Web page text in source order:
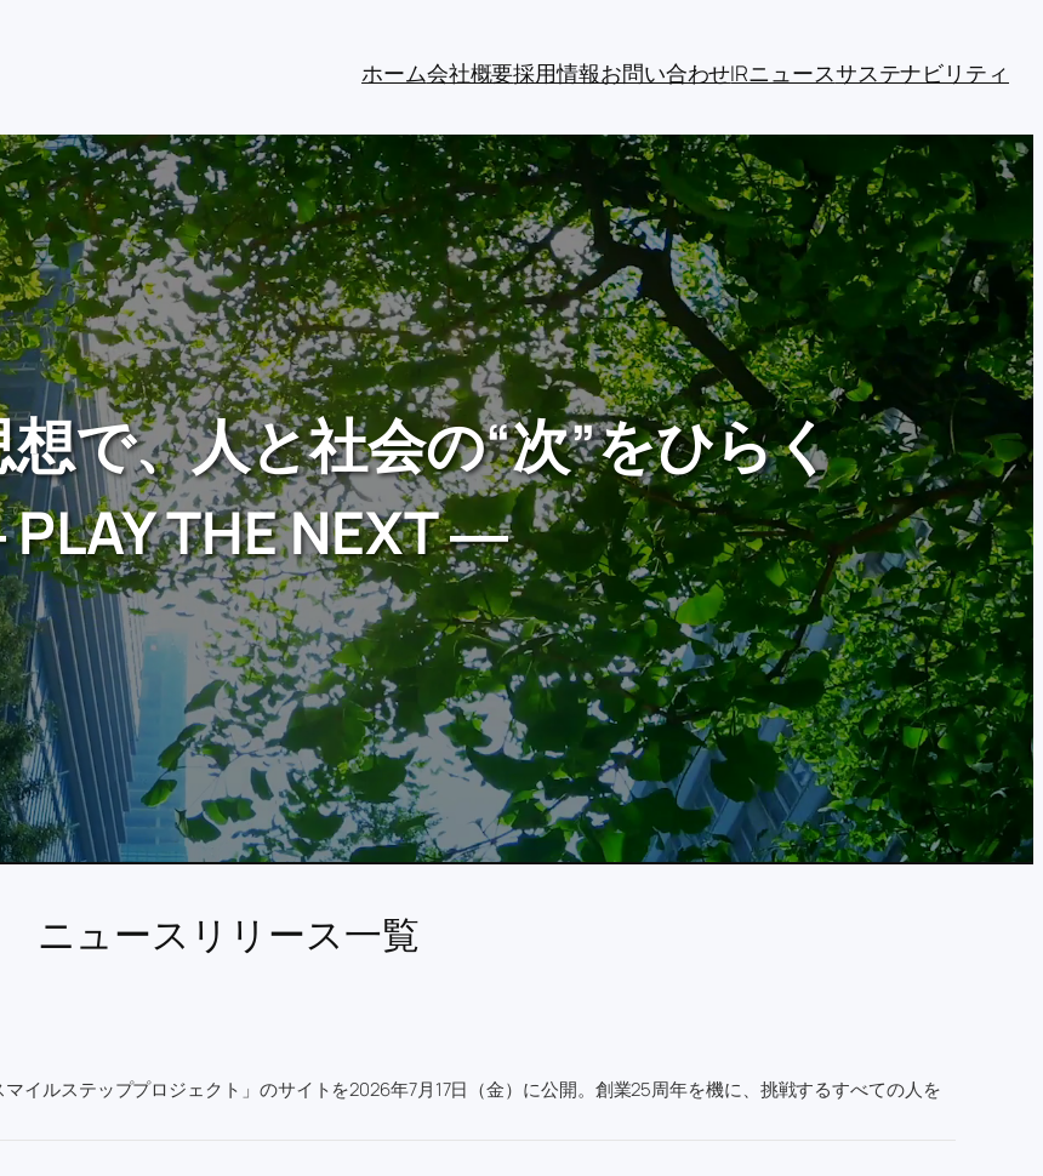
ホーム会社概要採用情報お問い合わせIRニュースサステナビリティ
想で、人と社会の“次”をひらく
THE NEXT ―
ニュースリリース一覧
イルステッププロジェクト」のサイトを2026年7月17日（金）に公開。創業25周年を機に、挑戦するすべての人を